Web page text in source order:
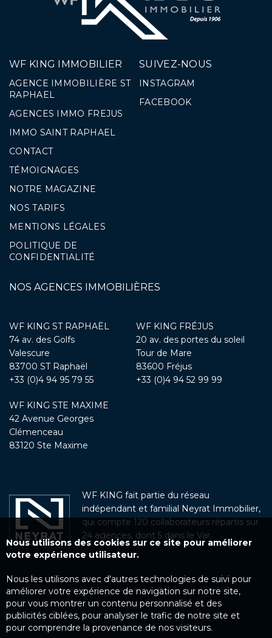
WF KING IMMOBILIER
AGENCE IMMOBILIÈRE ST
RAPHAEL
AGENCES IMMO FREJUS
IMMO SAINT RAPHAEL
CONTACT
TÉMOIGNAGES
NOTRE MAGAZINE
NOS TARIFS
MENTIONS LÉGALES
POLITIQUE DE
CONFIDENTIALITÉ
SUIVEZ-NOUS
INSTAGRAM
FACEBOOK
NOS AGENCES IMMOBILIÈRES
WF KING ST RAPHAËL
74 av. des Golfs
Valescure
83700 ST Raphaël
+33 (0)4 94 95 79 55
WF KING FRÉJUS
20 av. des portes du soleil
Tour de Mare
83600 Fréjus
+33 (0)4 94 52 99 99
WF KING STE MAXIME
42 Avenue Georges
Clémenceau
83120 Ste Maxime
WF KING fait partie du réseau
indépendant et familial Neyrat Immobilier,
qui compte 120 collaborateurs répartis sur
24 agences, dont 5 dans le Var.
Nous utilisons des cookies sur ce site pour améliorer
votre expérience utilisateur.
Nous les utilisons avec d'autres technologies de suivi pour
améliorer votre expérience de navigation sur notre site,
pour vous montrer un contenu personnalisé et des
publicités ciblées, pour analyser le trafic de notre site et
pour comprendre la provenance de nos visiteurs.